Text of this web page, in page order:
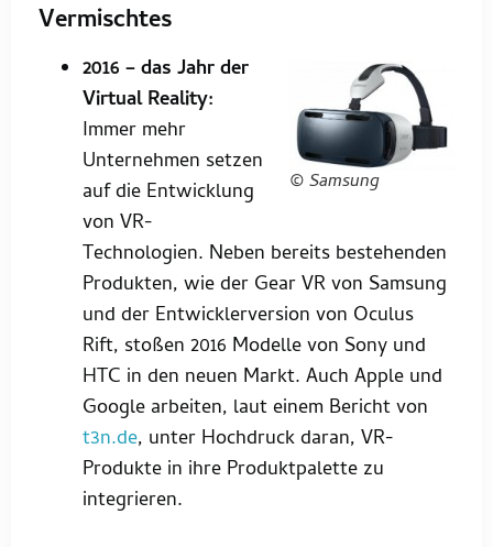
Vermischtes
© Samsung
2016 – das Jahr der
Virtual Reality:
Immer mehr
Unternehmen setzen
auf die Entwicklung
von VR-
Technologien. Neben bereits bestehenden
Produkten, wie der Gear VR von Samsung
und der Entwicklerversion von Oculus
Rift, stoßen 2016 Modelle von Sony und
HTC in den neuen Markt. Auch Apple und
Google arbeiten, laut einem Bericht von
t3n.de, unter Hochdruck daran, VR-
Produkte in ihre Produktpalette zu
integrieren.